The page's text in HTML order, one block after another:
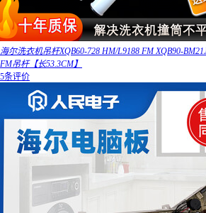
海尔洗衣机吊杆XQB60-728 HM/L9188 FM XQB90-
FM吊杆【长53.3CM】
5条评价